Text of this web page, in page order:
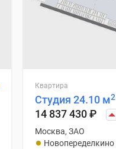
Квартира
Студия 24.10 м2
14 837 430₽
Москва, ЗАО
Новопеределкино